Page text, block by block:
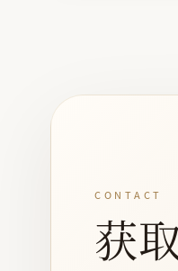
CONTACT
获